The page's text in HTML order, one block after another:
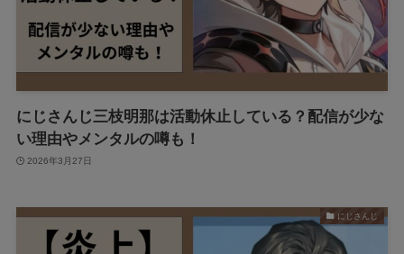
にじさんじ三枝明那は活動休止している？配信が少な
い理由やメンタルの噂も！
2026年3月27日
にじさんじ